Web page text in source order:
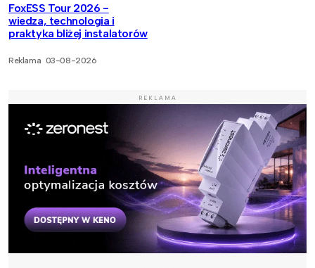
FoxESS Tour 2026 -
wiedza, technologia i
praktyka bliżej instalatorów
Reklama 03-08-2026
REKLAMA